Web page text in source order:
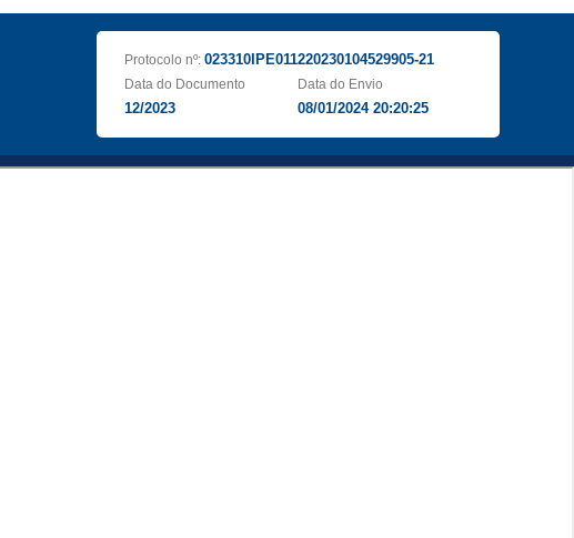
Protocolo nº: 023310IPE011220230104529905-21
Data do Documento
12/2023
Data do Envio
08/01/2024 20:20:25